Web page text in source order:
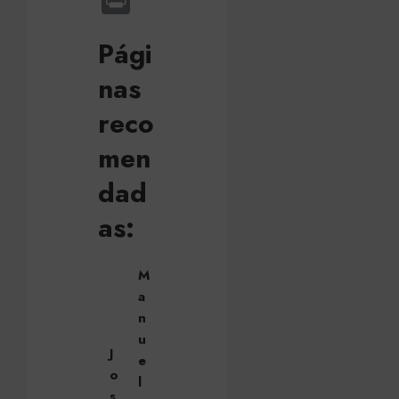
Pági
nas
reco
men
dad
as:
J
o
M
a
n
u
e
l